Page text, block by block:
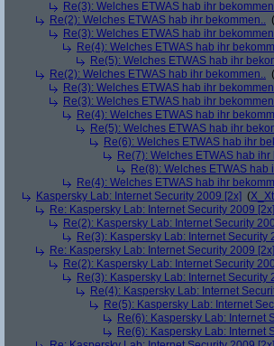
Re(3): Welches ETWAS hab ihr
Re(2): Welches ETWAS hab ihr bekommen.. (
Re(3): Welches ETWAS hab ihr
Re(4): Welches ETWAS hab ihr
Re(5): Welches ETWAS hab ihr
Re(2): Welches ETWAS hab ihr bekommen.. (
Re(3): Welches ETWAS hab ihr
Re(3): Welches ETWAS hab ihr
Re(4): Welches ETWAS hab ihr
Re(5): Welches ETWAS hab ihr
Re(6): Welches ETWAS hab ihr
Re(7): Welches ETWAS hab ihr
Re(8): Welches ETWAS hab
Re(4): Welches ETWAS hab ihr
Kaspersky Lab: Internet Security 2009 [2x] (
Re: Kaspersky Lab: Internet Security 2009 [2x]
Re(2): Kaspersky Lab: Internet Security
Re(3): Kaspersky Lab: Internet Security
Re: Kaspersky Lab: Internet Security 2009 [2x]
Re(2): Kaspersky Lab: Internet Security
Re(3): Kaspersky Lab: Internet Security
Re(4): Kaspersky Lab: Internet
Re(5): Kaspersky Lab: Internet
Re(6): Kaspersky Lab: Internet
Re(6): Kaspersky Lab: Internet